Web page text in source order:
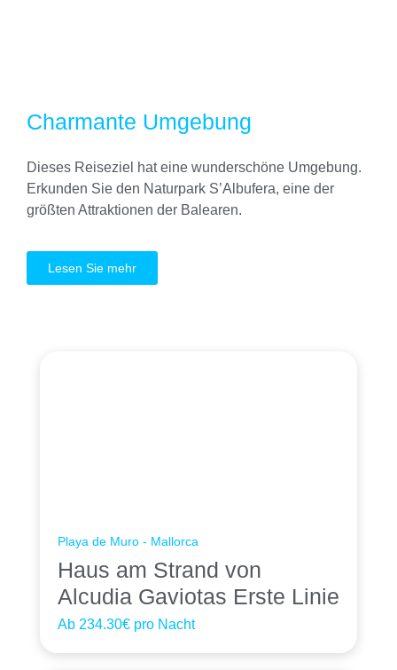
Charmante Umgebung
Dieses Reiseziel hat eine wunderschöne Umgebung.
Erkunden Sie den Naturpark S’Albufera, eine der
größten Attraktionen der Balearen.
Lesen Sie mehr
Playa de Muro - Mallorca
Haus am Strand von
Alcudia Gaviotas Erste Linie
Ab 234.30€ pro Nacht